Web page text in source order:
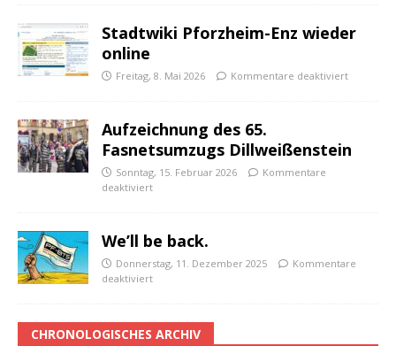
Stadtwiki Pforzheim-Enz wieder
online
Freitag, 8. Mai 2026 Kommentare deaktiviert
Aufzeichnung des 65.
Fasnetsumzugs Dillweißenstein
Sonntag, 15. Februar 2026
Kommentare
deaktiviert
We’ll be back.
Donnerstag, 11. Dezember 2025
Kommentare
deaktiviert
CHRONOLOGISCHES ARCHIV